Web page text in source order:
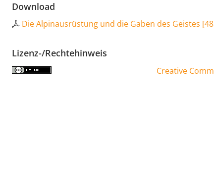
Download
Die Alpinausrüstung und die Gaben des Geistes [
Lizenz-/Rechtehinweis
Creative